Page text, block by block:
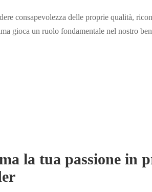
consapevolezza delle proprie qualità,
gioca un ruolo fondamentale nel nostro
la tua passione in